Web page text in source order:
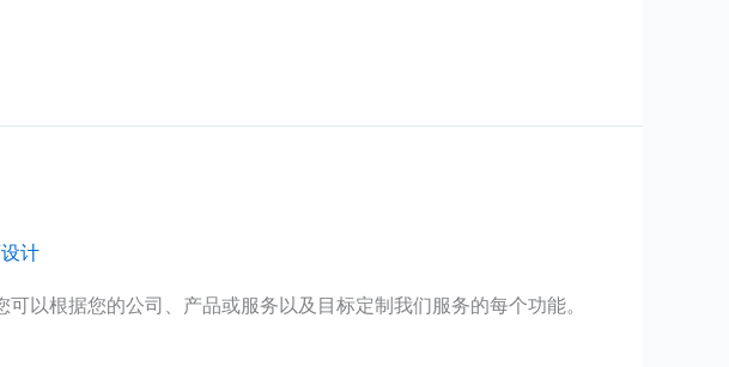
计
以根据您的公司、产品或服务以及目标定制我们服务的每个功能。